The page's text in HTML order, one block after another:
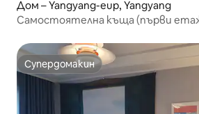
Дом – Yangyang-eup, Yangyang
Самостоятелна къща (първи
Супердомакин
Супердомакин